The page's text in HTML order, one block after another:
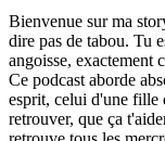
Bienvenue sur ma
dire pas de tabou. Tu
angoisse, exactement
Ce podcast aborde
esprit, celui d'une fille
retrouver, que ça